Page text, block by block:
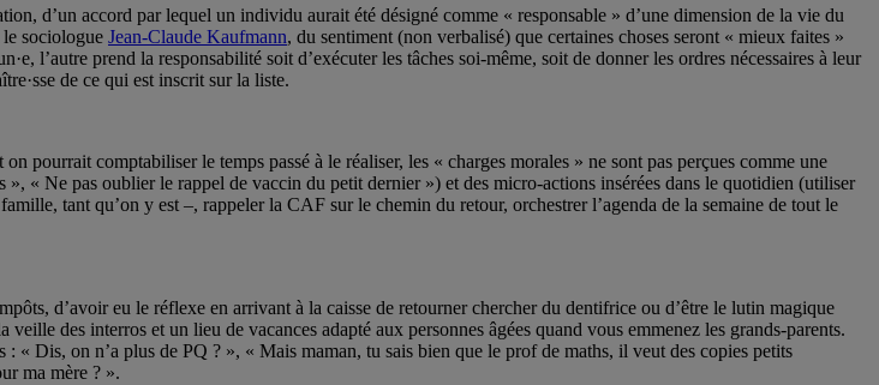
d’un accord par lequel un individu aurait été désigné comme « responsable » d’une dimension de la vie du
sociologue Jean-Claude Kaufmann, du sentiment (non verbalisé) que certaines choses seront « mieux faites »
l’autre prend la responsabilité soit d’exécuter les tâches soi-même, soit de donner les ordres nécessaires à leur
de ce qui est inscrit sur la liste.
pourrait comptabiliser le temps passé à le réaliser, les « charges morales » ne sont pas perçues comme une
« Ne pas oublier le rappel de vaccin du petit dernier ») et des micro-actions insérées dans le quotidien (utiliser
tant qu’on y est –, rappeler la CAF sur le chemin du retour, orchestrer l’agenda de la semaine de tout le
d’avoir eu le réflexe en arrivant à la caisse de retourner chercher du dentifrice ou d’être le lutin magique
des interros et un lieu de vacances adapté aux personnes âgées quand vous emmenez les grands-parents.
« Dis, on n’a plus de PQ ? », « Mais maman, tu sais bien que le prof de maths, il veut des copies petits
ma mère ? ».